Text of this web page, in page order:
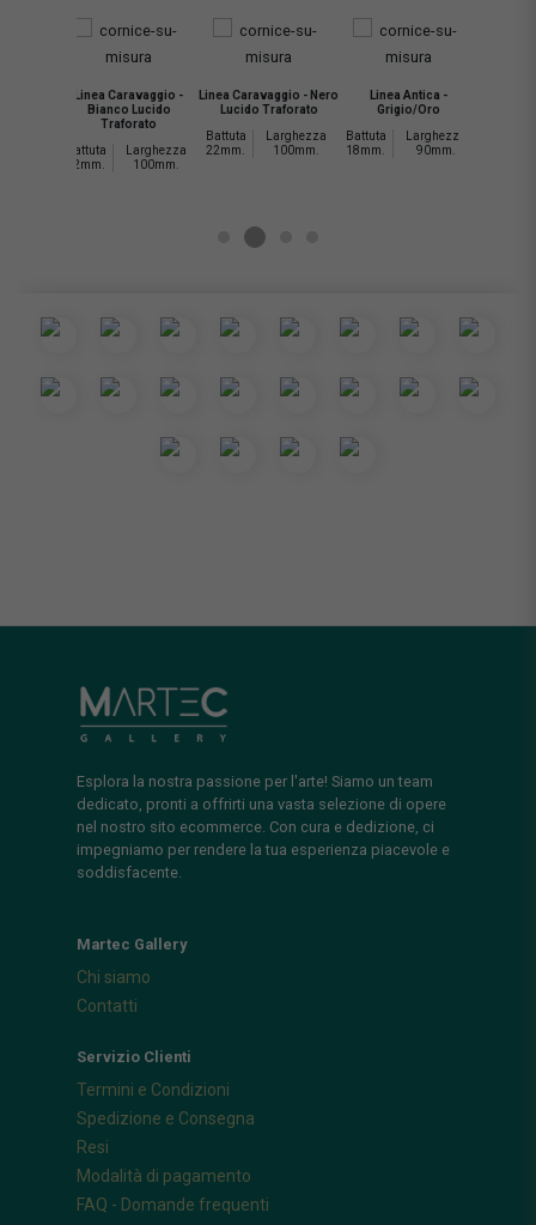
Esplora la nostra passione per l'arte! Siamo un team
dedicato, pronti a offrirti una vasta selezione di opere
nel nostro sito ecommerce. Con cura e dedizione, ci
impegniamo per rendere la tua esperienza piacevole e
soddisfacente.
Martec Gallery
Chi siamo
Contatti
Servizio Clienti
Termini e Condizioni
Spedizione e Consegna
Resi
Modalità di pagamento
FAQ - Domande frequenti